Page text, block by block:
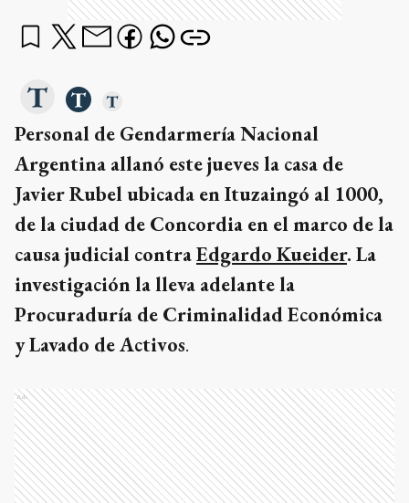
Personal de Gendarmería Nacional
Argentina allanó este jueves la casa de
Javier Rubel ubicada en Ituzaingó al 1000,
de la ciudad de Concordia en el marco de la
causa judicial contraEdgardo Kueider. La
investigación la lleva adelante la
Procuraduría de Criminalidad Económica
y Lavado de Activos.
Ads